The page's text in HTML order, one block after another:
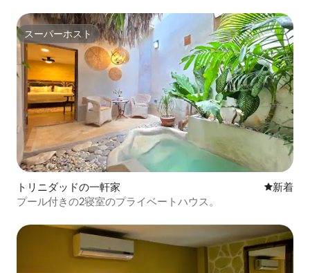
スーパーホスト
スーパーホスト
トリニダッドの一軒家 新しい宿
新着
プール付きの2寝室のプライベートハウス。